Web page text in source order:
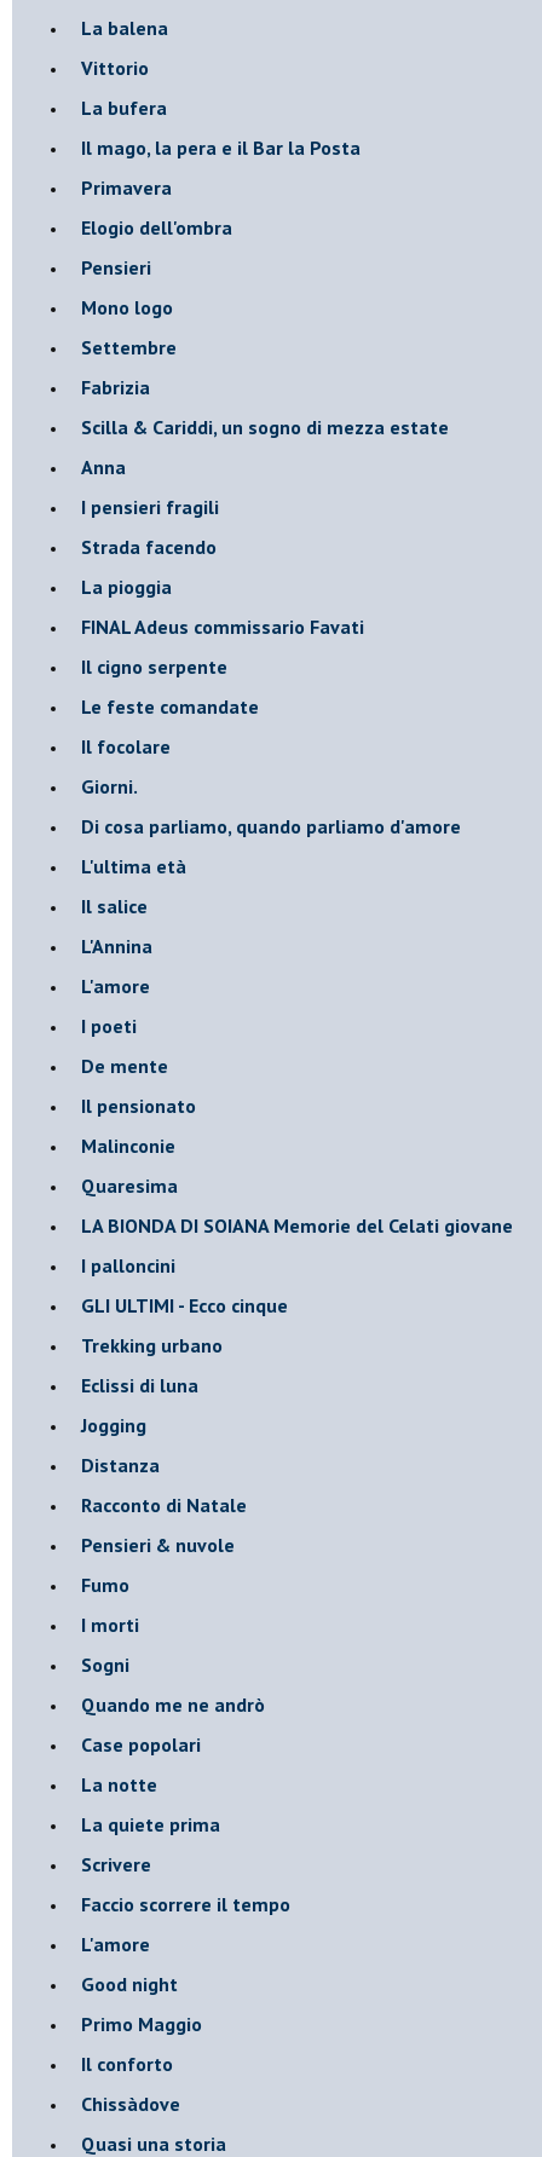
La balena
Vittorio
La bufera
Il mago, la pera e il Bar la Posta
Primavera
Elogio dell'ombra
Pensieri
Mono logo
Settembre
Fabrizia
​Scilla & Cariddi, un sogno di mezza estate
Anna
I pensieri fragili
Strada facendo
La pioggia
FINAL Adeus commissario Favati
Il cigno serpente
Le feste comandate
Il focolare
Giorni.
Di cosa parliamo, quando parliamo d'amore
L'ultima età
Il salice
L'Annina
L'amore
I poeti
De mente
Il pensionato
Malinconie
Quaresima
LA BIONDA DI SOIANA Memorie del Celati giovane
I palloncini
GLI ULTIMI - Ecco cinque
Trekking urbano
Eclissi di luna
Jogging
Distanza
Racconto di Natale
Pensieri & nuvole
Fumo
I morti
Sogni
Quando me ne andrò
Case popolari
La notte
La quiete prima
Scrivere
Faccio scorrere il tempo
L'amore
Good night
Primo Maggio
Il conforto
Chissàdove
Quasi una storia